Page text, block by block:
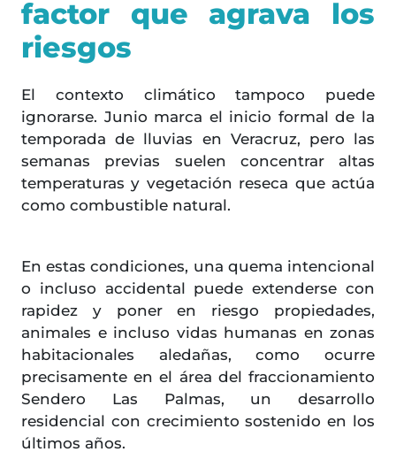
factor que agrava los
riesgos
El contexto climático tampoco puede
ignorarse. Junio marca el inicio formal de la
temporada de lluvias en Veracruz, pero las
semanas previas suelen concentrar altas
temperaturas y vegetación reseca que actúa
como combustible natural.
En estas condiciones, una quema intencional
o incluso accidental puede extenderse con
rapidez y poner en riesgo propiedades,
animales e incluso vidas humanas en zonas
habitacionales aledañas, como ocurre
precisamente en el área del fraccionamiento
Sendero Las Palmas, un desarrollo
residencial con crecimiento sostenido en los
últimos años.